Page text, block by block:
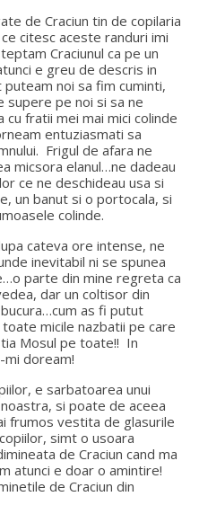
de Craciun tin de copilaria
citesc aceste randuri imi
Craciunul ca pe un
e greu de descris in
noi sa fim cuminti,
supere pe noi si sa ne
fratii mei mai mici colinde
entuziasmati sa
Frigul de afara ne
micsora elanul…ne dadeau
ce ne deschideau usa si
un banut si o portocala, si
colinde.
cateva ore intense, ne
inevitabil ni se spunea
parte din mine regreta ca
dar un coltisor din
as fi putut
micile nazbatii pe care
Mosul pe toate!! In
mi doream!
e sarbatoarea unui
si poate de aceea
frumos vestita de glasurile
simt o usoara
de Craciun cand ma
atunci e doar o amintire!
de Craciun din